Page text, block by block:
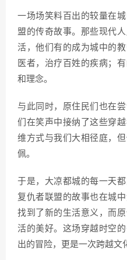
一场场笑料百出的较量在
盟的传奇故事。那些现代
活，他们有的成为城中的
医者，治疗百姓的疾病；
和理念。
与此同时，原住民们也在
们在笑声中接纳了这些穿
维方式与我们大相径庭，
佩。
于是，大凉都城的每一天
复仇者联盟的故事也在城
找到了新的生活意义，而
活的美好。这场穿越时空
出的冒险，更是一次跨越文